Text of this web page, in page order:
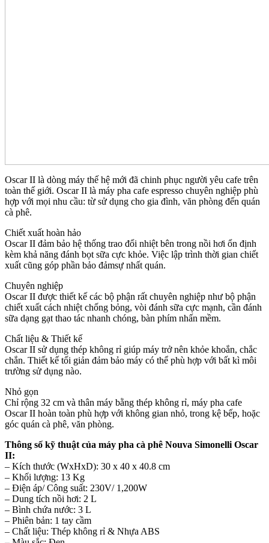
Oscar II là dòng máy thế hệ mới đã chinh phục người yêu cafe trên
toàn thế giới. Oscar II là máy pha cafe espresso chuyên nghiệp phù
hợp với mọi nhu cầu: từ sử dụng cho gia đình, văn phòng đến quán
cà phê.
Chiết xuất hoàn hảo
Oscar II đảm bảo hệ thống trao đổi nhiệt bên trong nồi hơi ổn định
kèm khả năng đánh bọt sữa cực khỏe. Việc lập trình thời gian chiết
xuất cũng góp phần bảo đảmsự nhất quán.
Chuyên nghiệp
Oscar II được thiết kế các bộ phận rất chuyên nghiệp như bộ phận
chiết xuất cách nhiệt chống bỏng, vòi đánh sữa cực mạnh, cần đánh
sữa dạng gạt thao tác nhanh chóng, bàn phím nhấn mềm.
Chất liệu & Thiết kế
Oscar II sử dụng thép không rỉ giúp máy trở nên khỏe khoắn, chắc
chắn. Thiết kế tối giản đảm bảo máy có thể phù hợp với bất kì môi
trường sử dụng nào.
Nhỏ gọn
Chỉ rộng 32 cm và thân máy bằng thép không rỉ, máy pha cafe
Oscar II hoàn toàn phù hợp với không gian nhỏ, trong kệ bếp, hoặc
góc quán cà phê, văn phòng.
Thông số kỹ thuật của máy pha cà phê Nouva Simonelli Oscar
II:
– Kích thước (WxHxD): 30 x 40 x 40.8 cm
– Khối lượng: 13 Kg
– Điện áp/ Công suất: 230V/ 1,200W
– Dung tích nồi hơi: 2 L
– Bình chứa nước: 3 L
– Phiên bản: 1 tay cầm
– Chất liệu: Thép không rỉ & Nhựa ABS